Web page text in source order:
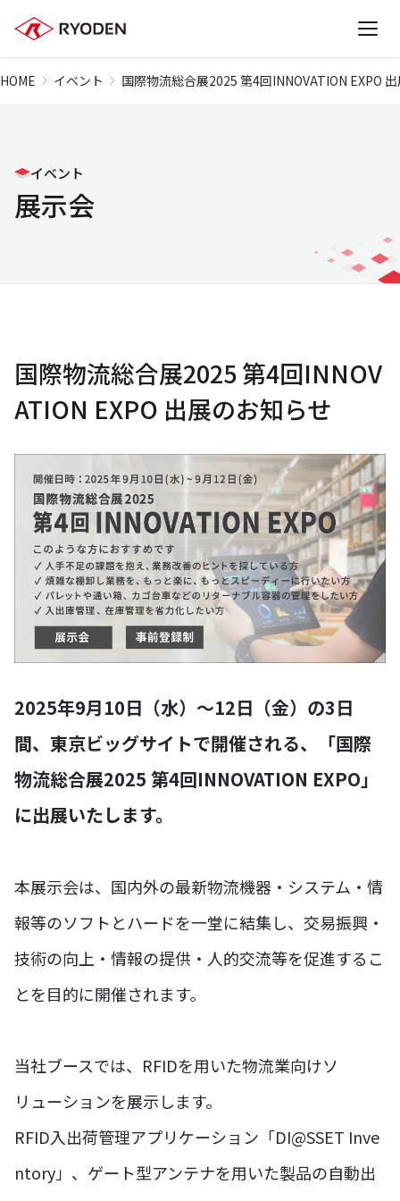
HOME イベント 国際物流総合展2025 第4回INNOVATION EXPO
イベント
展示会
国際物流総合展2025 第4回INNOV
ATION EXPO 出展のお知らせ
2025年9月10日（水）～12日（金）の3日
間、東京ビッグサイトで開催される、「国際
物流総合展2025 第4回INNOVATION EXPO」
に出展いたします。
本展示会は、国内外の最新物流機器・システム・情
報等のソフトとハードを一堂に結集し、交易振興・
技術の向上・情報の提供・人的交流等を促進するこ
とを目的に開催されます。
当社ブースでは、RFIDを用いた物流業向けソ
リューションを展示します。
RFID入出荷管理アプリケーション「DI@SSET Inve
ntory」、ゲート型アンテナを用いた製品の自動出